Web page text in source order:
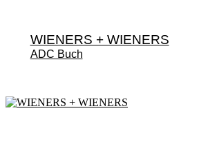
WIENERS + WIENERS
ADC Buch